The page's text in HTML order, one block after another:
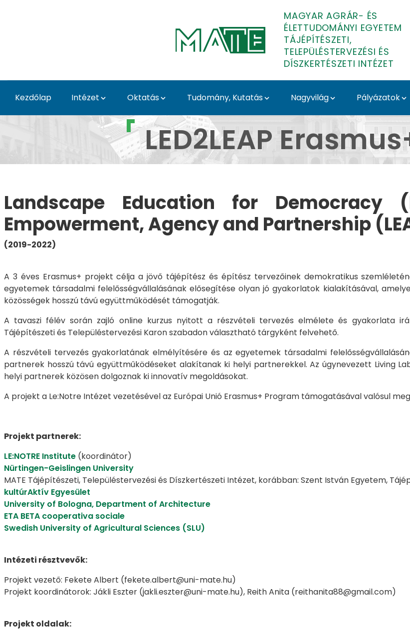
MAGYAR AGRÁR- ÉS
ÉLETTUDOMÁNYI EGYETEM
TÁJÉPÍTÉSZETI,
TELEPÜLÉSTERVEZÉSI ÉS
DÍSZKERTÉSZETI INTÉZET
Kezdőlap Intézet Oktatás Tudomány, Kutatás Nagyvilág Pályázatok
LED2LEAP Erasmus+ project -
LED2LEAP
Landscape Education for Democracy
Empowerment, Agency and Partnership
(2019-2022)
A 3 éves Erasmus+ projekt célja a jövő tájépítész és építész tervezőinek demokratikus
egyetemek társadalmi felelősségvállalásának elősegítése olyan jó gyakorlatok kialakításával,
közösségek hosszú távú együttműködését támogatják.
A tavaszi félév során zajló online kurzus nyitott a részvételi tervezés elmélete és gyakorlata
Tájépítészeti és Településtervezési Karon szabadon választható tárgyként felvehető.
A részvételi tervezés gyakorlatának elmélyítésére és az egyetemek társadalmi
partnerek hosszú távú együttműködéseket alakítanak ki helyi partnerekkel. Az úgynevezett Living
helyi partnerek közösen dolgoznak ki innovatív megoldásokat.
A projekt a Le:Notre Intézet vezetésével az Európai Unió Erasmus+ Program támogatásával valósul
Projekt partnerek:
LE:NOTRE Institute (koordinátor)
Nürtingen-Geislingen University
MATE Tájépítészeti, Településtervezési és Díszkertészeti Intézet, korábban: Szent István Egyetem,
kultúrAktív Egyesület
University of Bologna, Department of Architecture
ETA BETA cooperativa sociale
Swedish University of Agricultural Sciences (SLU)
Intézeti résztvevők:
Projekt vezető: Fekete Albert (fekete.albert@uni-mate.hu)
Projekt koordinátorok: Jákli Eszter (jakli.eszter@uni-mate.hu), Reith Anita (reithanita88@gmail.com)
Projekt oldalak: